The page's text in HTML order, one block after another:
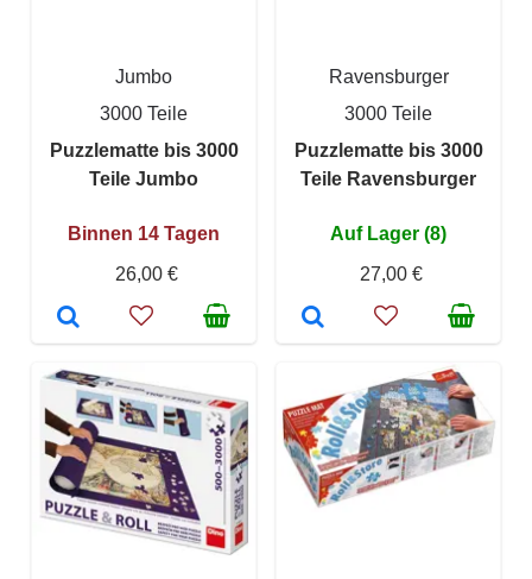
Jumbo
3000 Teile
Puzzlematte bis 3000
Teile Jumbo
Binnen 14 Tagen
26,00 €
Ravensburger
3000 Teile
Puzzlematte bis 3000
Teile Ravensburger
Auf Lager (8)
27,00 €